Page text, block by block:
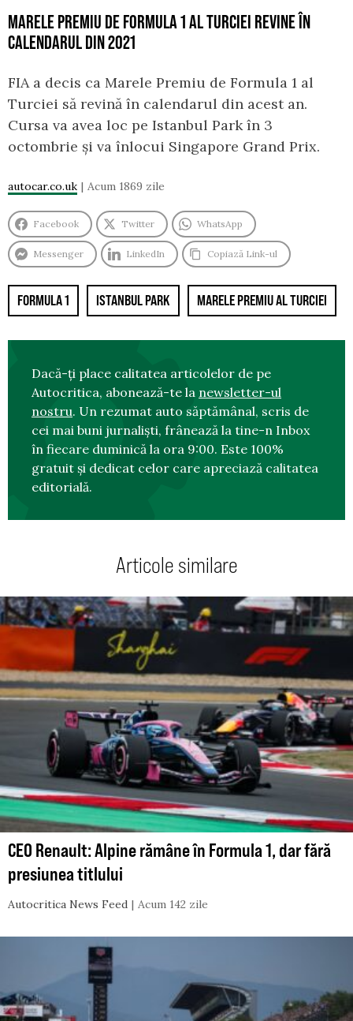
MARELE PREMIU DE FORMULA 1 AL TURCIEI REVINE ÎN
CALENDARUL DIN 2021
FIA a decis ca Marele Premiu de Formula 1 al
Turciei să revină în calendarul din acest an.
Cursa va avea loc pe Istanbul Park în 3
octombrie și va înlocui Singapore Grand Prix.
autocar.co.uk Acum 1869 zile
Facebook Twitter WhatsApp
Messenger LinkedIn Copiază Link-ul
FORMULA 1 ISTANBUL PARK MARELE PREMIU AL TURCIEI
Dacă-ți place calitatea articolelor de pe
Autocritica, abonează-te la newsletter-ul
nostru. Un rezumat auto săptămânal, scris de
cei mai buni jurnaliști, frânează la tine-n Inbox
în fiecare duminică la ora 9:00. Este 100%
gratuit și dedicat celor care apreciază calitatea
editorială.
Articole similare
CEO Renault: Alpine rămâne în Formula 1, dar fără
presiunea titlului
Autocritica News Feed Acum 142 zile